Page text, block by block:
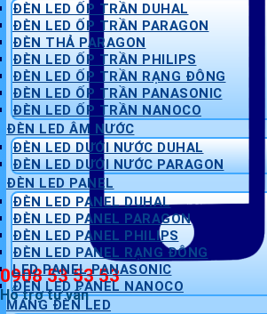
0908 53 53 53
Hỗ trợ tư vấn
ĐÈN LED ỐP TRẦN DUHAL
ĐÈN LED ỐP TRẦN PARAGON
ĐÈN THẢ PARAGON
ĐÈN LED ỐP TRẦN PHILIPS
ĐÈN LED ỐP TRẦN RẠNG ĐÔNG
ĐÈN LED ỐP TRẦN PANASONIC
ĐÈN LED ỐP TRẦN NANOCO
ĐÈN LED ÂM NƯỚC
ĐÈN LED DƯỚI NƯỚC DUHAL
ĐÈN LED DƯỚI NƯỚC PARAGON
ĐÈN LED PANEL
ĐÈN LED PANEL DUHAL
ĐÈN LED PANEL PARAGON
ĐÈN LED PANEL PHILIPS
ĐÈN LED PANEL RẠNG ĐÔNG
LED PANEL PANASONIC
ĐÈN LED PANEL NANOCO
MÁNG ĐÈN LED